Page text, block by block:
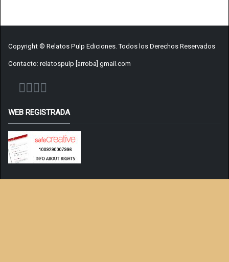
Copyright © Relatos Pulp Ediciones. Todos los Derechos Reservados
Contacto: relatospulp [arroba] gmail.com
WEB REGISTRADA